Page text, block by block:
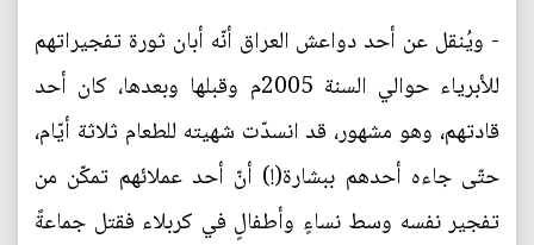
- ويُنقل عن أحد دواعش العراق أنّه أبان ثورة تفجيراتهم
للأبرياء حوالي السنة 2005م وقبلها وبعدها، كان أحد
قادتهم، وهو مشهور، قد انسدّت شهيته للطعام ثلاثة أيّام،
حتّى جاءه أحدهم ببشارة(!) أنّ أحد عملائهم تمكّن من
تفجير نفسه وسط نساءٍ وأطفالٍ في كربلاء فقتل جماعةً